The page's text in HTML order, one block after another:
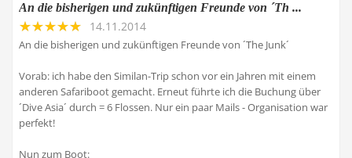
An die bisherigen und zukünftigen Freunde von ´Th ...
14.11.2014
An die bisherigen und zukünftigen Freunde von ´The Junk´
Vorab: ich habe den Similan-Trip schon vor ein Jahren mit einem
anderen Safariboot gemacht. Erneut führte ich die Buchung über
´Dive Asia´ durch = 6 Flossen. Nur ein paar Mails - Organisation war
perfekt!
Nun zum Boot: